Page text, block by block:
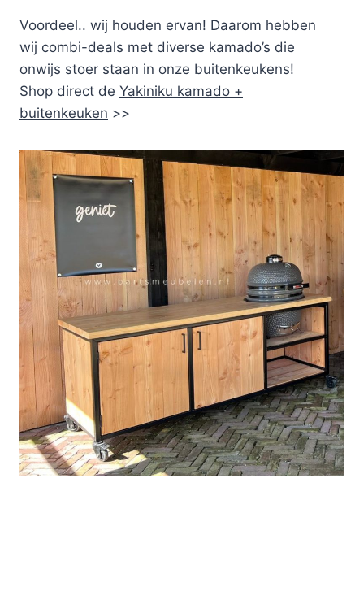
Voordeel.. wij houden ervan! Daarom hebben
wij combi-deals met diverse kamado’s die
onwijs stoer staan in onze buitenkeukens!
Shop direct de Yakiniku kamado +
buitenkeuken >>